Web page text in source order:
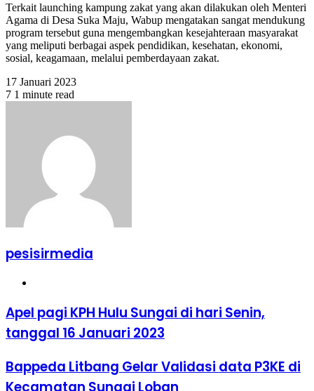
Terkait launching kampung zakat yang akan dilakukan oleh Menteri
Agama di Desa Suka Maju, Wabup mengatakan sangat mendukung
program tersebut guna mengembangkan kesejahteraan masyarakat
yang meliputi berbagai aspek pendidikan, kesehatan, ekonomi,
sosial, keagamaan, melalui pemberdayaan zakat.
17 Januari 2023
7 1 minute read
pesisirmedia
Apel pagi KPH Hulu Sungai di hari Senin,
tanggal 16 Januari 2023
Bappeda Litbang Gelar Validasi data P3KE di
Kecamatan Sungai Loban